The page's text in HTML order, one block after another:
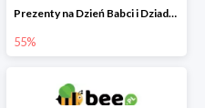
Prezenty na Dzień Babci i Dziadka w Bee do -55%
55%